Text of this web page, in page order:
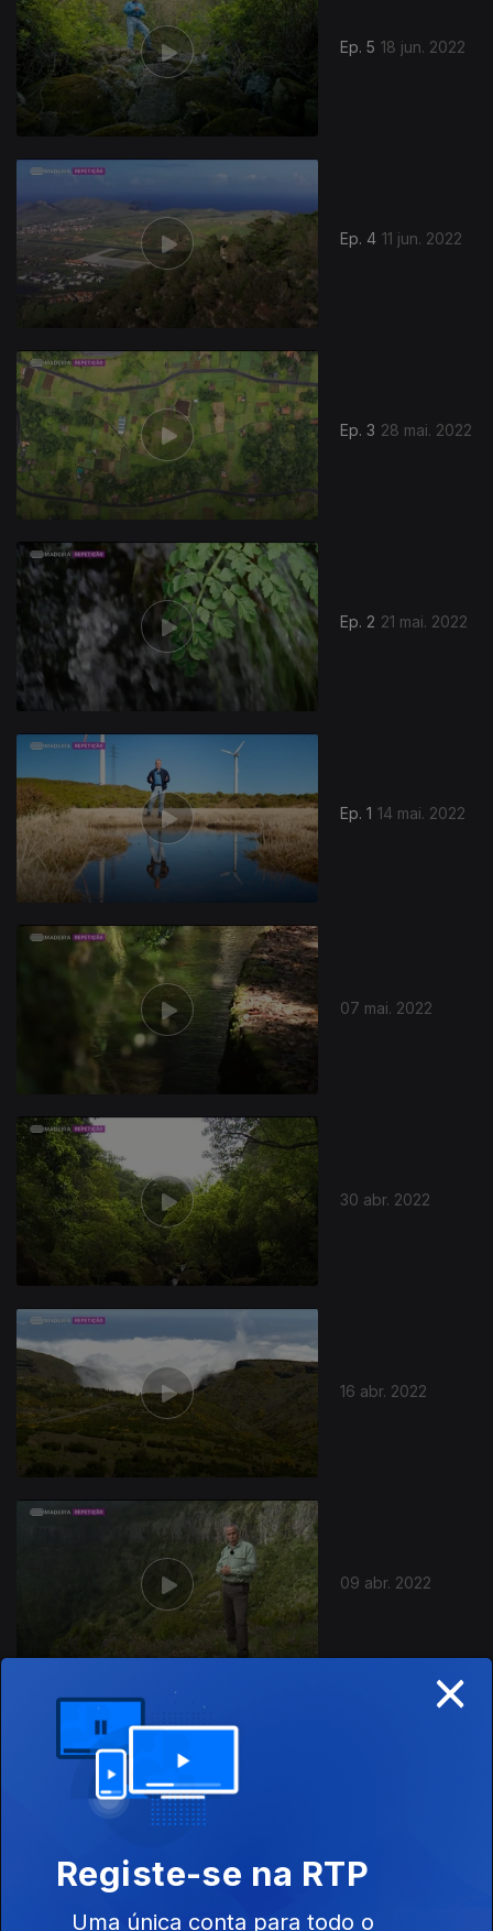
Ep. 5 18 jun. 2022
Ep. 4 11 jun. 2022
Ep. 3 28 mai. 2022
Ep. 2 21 mai. 2022
Ep. 1 14 mai. 2022
07 mai. 2022
30 abr. 2022
16 abr. 2022
611380
09 abr. 2022
×
Registe-se na RTP
Uma única conta para todo o